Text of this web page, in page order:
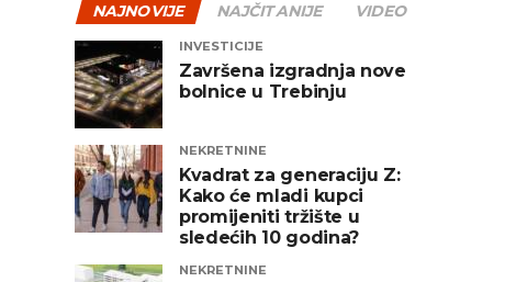
NAJNOVIJE NAJČITANIJE VIDEO
INVESTICIJE
Završena izgradnja nove
bolnice u Trebinju
NEKRETNINE
Kvadrat za generaciju Z:
Kako će mladi kupci
promijeniti tržište u
sledećih 10 godina?
NEKRETNINE